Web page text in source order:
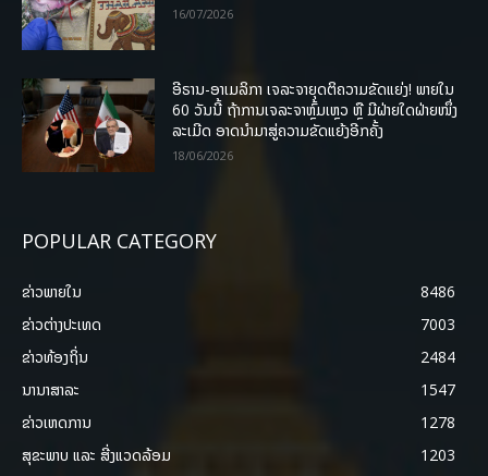
16/07/2026
ອີຣານ-ອາເມລິກາ ເຈລະຈາຍຸດຕິຄວາມຂັດແຍ່ງ! ພາຍໃນ
60 ວັນນີ້ ຖ້າການເຈລະຈາຫຼົ້ມເຫຼວ ຫຼື ມີຝ່າຍໃດຝ່າຍໜຶ່ງ
ລະເມີດ ອາດນໍາມາສູ່ຄວາມຂັດແຍ້ງອີກຄັ້ງ
18/06/2026
POPULAR CATEGORY
ຂ່າວພາຍ​ໃນ
8486
ຂ່າວຕ່າງປະເທດ
7003
ຂ່າວທ້ອງຖິ່ນ
2484
ນານາສາລະ
1547
ຂ່າວເຫດການ
1278
ສຸຂະພາບ ແລະ ສີ່ງແວດລ້ອມ
1203